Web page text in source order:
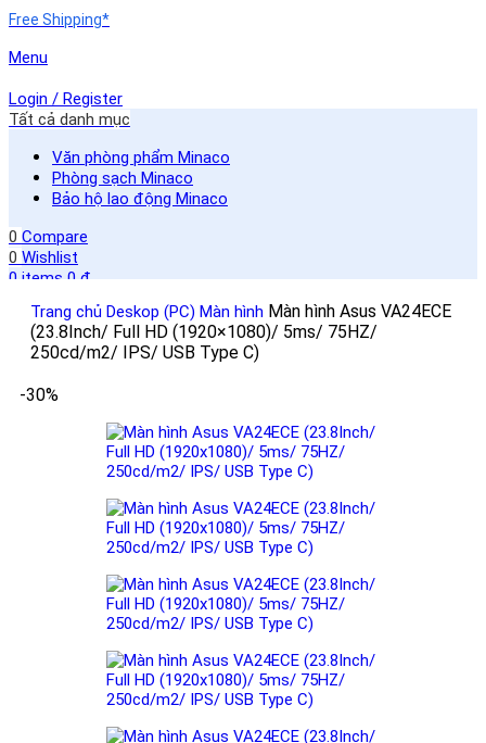
Free Shipping*
Menu
Login / Register
Tất cả danh mục
Văn phòng phẩm Minaco
Phòng sạch Minaco
Bảo hộ lao động Minaco
0 Compare
0 Wishlist
0items 0₫
Search
Trang chủ Deskop (PC) Màn hình Màn hình Asus VA24ECE
(23.8Inch/ Full HD (1920×1080)/ 5ms/ 75HZ/
250cd/m2/ IPS/ USB Type C)
-30%